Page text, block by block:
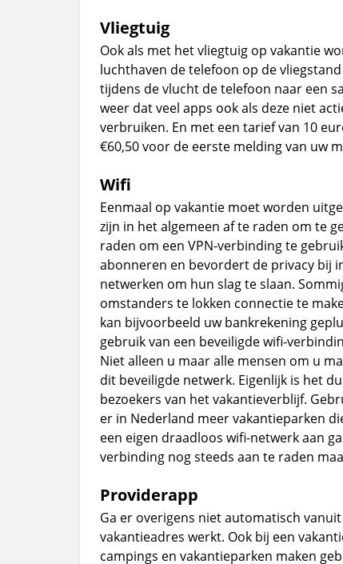
Vliegtuig
Ook als met het vliegtuig op vakantie
luchthaven de telefoon op de
tijdens de vlucht de telefoon naar een
weer dat veel apps ook als deze niet
verbruiken. En met een tarief van 10
€60,50 voor de eerste melding van uw
Wifi
Eenmaal op vakantie moet worden
zijn in het algemeen af te raden om te
raden om een VPN-verbinding te
abonneren en bevordert de privacy bij
netwerken om hun slag te slaan.
omstanders te lokken connectie te
kan bijvoorbeeld uw bankrekening
gebruik van een beveiligde wifi-
Niet alleen u maar alle mensen om u
dit beveiligde netwerk. Eigenlijk is het
bezoekers van het vakantieverblijf.
er in Nederland meer vakantieparken
een eigen draadloos wifi-netwerk aan
verbinding nog steeds aan te raden
Providerapp
Ga er overigens niet automatisch
vakantieadres werkt. Ook bij een
campings en vakantieparken maken